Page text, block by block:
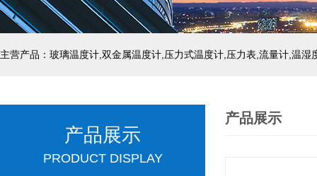
产品展示
PRODUCT DISPLAY
产品展示